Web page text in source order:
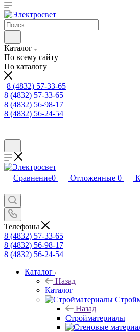
Каталог
По всему сайту
По каталогу
8 (4832) 57-33-65
8 (4832) 57-33-65
8 (4832) 56-98-17
8 (4832) 56-24-54
Сравнение0 Отложенные 0
Телефоны
8 (4832) 57-33-65
8 (4832) 56-98-17
8 (4832) 56-24-54
Каталог
Назад
Каталог
Назад
Стройматериалы